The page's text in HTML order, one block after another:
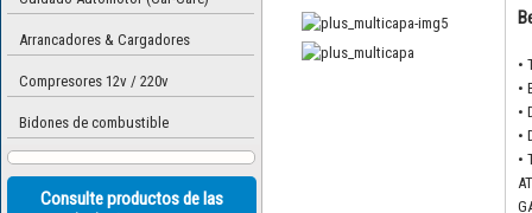
Arrancadores & Cargadores
Compresores 12v / 220v
Bidones de combustible
Consulte productos de las
•
•
•
•
•